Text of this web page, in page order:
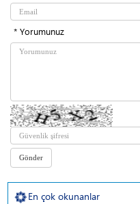
* Yorumunuz
En çok okunanlar